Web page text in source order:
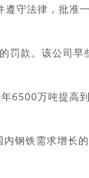
守法律，批准
款。该公司早
6500万吨提高
钢铁需求增长